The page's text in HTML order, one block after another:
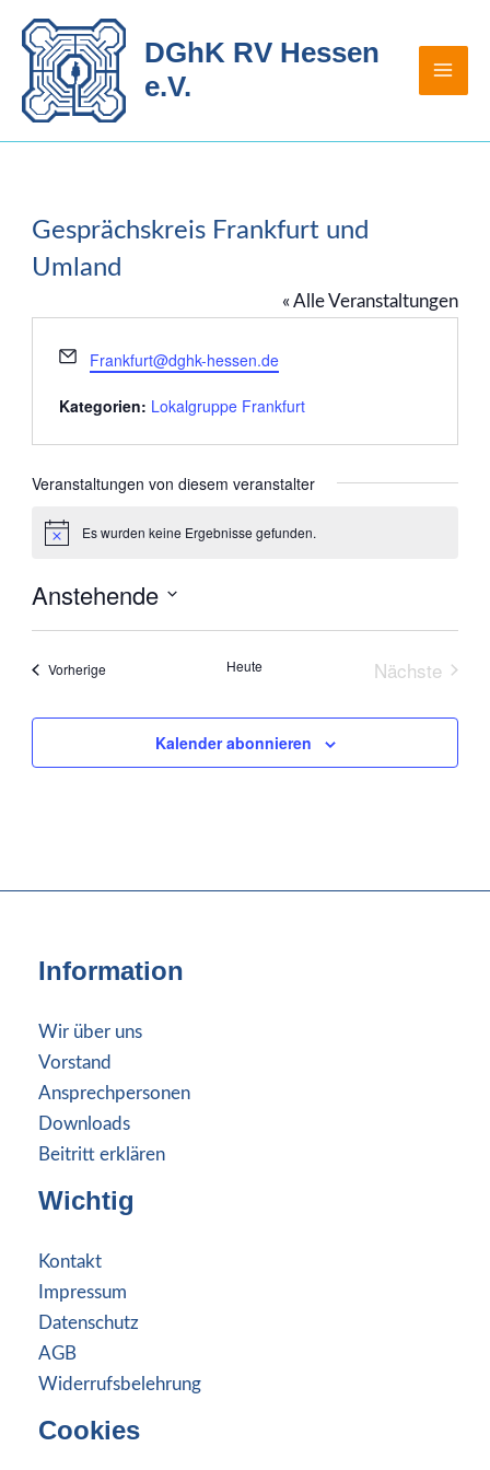
Inhalt
springen
DGhK RV Hessen
e.V.
Gesprächskreis Frankfurt und
Umland
« Alle Veranstaltungen
Email
Frankfurt@dghk-hessen.de
Kategorien: Lokalgruppe Frankfurt
Veranstaltungen von diesem veranstalter
HinweisEs wurden keine Ergebnisse gefunden.
Anstehende
VorherigeVeranstaltungen Heute
Nächste
Kalender abonnieren
Information
Wir über uns
Vorstand
Ansprechpersonen
Downloads
Beitritt erklären
Wichtig
Kontakt
Impressum
Datenschutz
AGB
Widerrufsbelehrung
Cookies